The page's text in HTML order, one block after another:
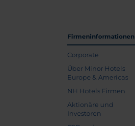
Firmeninformationen
Corporate
Über Minor Hotels
Europe & Americas
NH Hotels Firmen
Aktionäre und
Investoren